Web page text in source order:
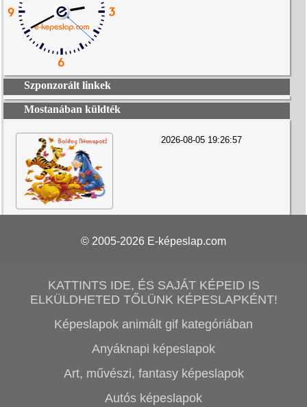
Szponzorált linkek
Mostanában küldték
2026-08-05 19:26:57
© 2005-2026 E-képeslap.com
KATTINTS IDE, ÉS SAJÁT KÉPEID IS
ELKÜLDHETED TŐLÜNK KÉPESLAPKÉNT!
Képeslapok animált gif kategóriában
Anyáknapi képeslapok
Art, művészi, fantasy képeslapok
Autós képeslapok